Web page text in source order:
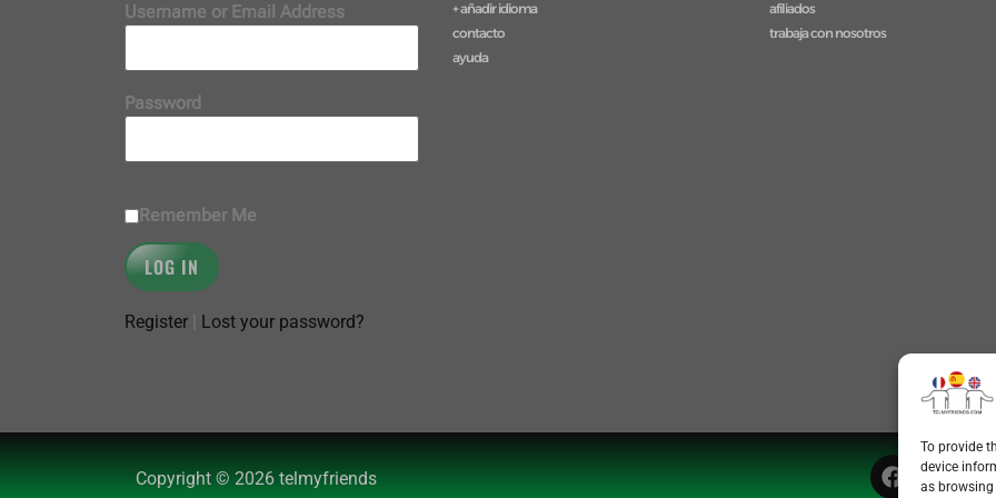
To provide
device
as browsing
Username or Email Address
Password
Remember Me
Register Lost your password?
+ añadir idioma
contacto
ayuda
afiliados
trabaja con nosotros
Copyright © 2026 telmyfriends